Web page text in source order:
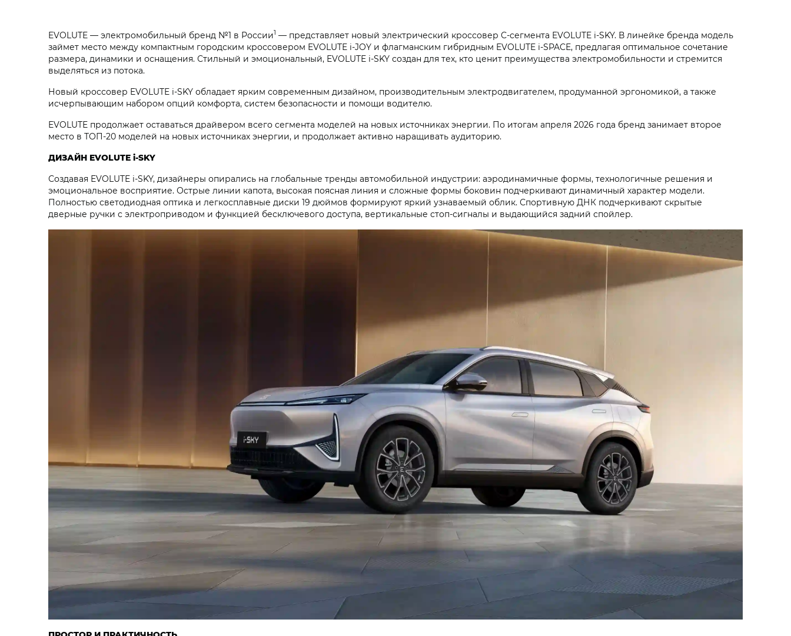
EVOLUTE — электромобильный бренд №1 в России1 — представляет новый электрический кроссовер C-сегмента EVOLUTE i‑SKY. В линейке бренда модель
займет место между компактным городским кроссовером EVOLUTE i‑JOY и флагманским гибридным EVOLUTE i‑SPACE, предлагая оптимальное сочетание
размера, динамики и оснащения. Стильный и эмоциональный, EVOLUTE i‑SKY создан для тех, кто ценит преимущества электромобильности и стремится
выделяться из потока.
Новый кроссовер EVOLUTE i‑SKY обладает ярким современным дизайном, производительным электродвигателем, продуманной эргономикой, а также
исчерпывающим набором опций комфорта, систем безопасности и помощи водителю.
EVOLUTE продолжает оставаться драйвером всего сегмента моделей на новых источниках энергии. По итогам апреля 2026 года бренд занимает второе
место в ТОП-20 моделей на новых источниках энергии, и продолжает активно наращивать аудиторию.
ДИЗАЙН EVOLUTE i‑SKY
Создавая EVOLUTE i‑SKY, дизайнеры опирались на глобальные тренды автомобильной индустрии: аэродинамичные формы, технологичные решения и
эмоциональное восприятие. Острые линии капота, высокая поясная линия и сложные формы боковин подчеркивают динамичный характер модели.
Полностью светодиодная оптика и легкосплавные диски 19 дюймов формируют яркий узнаваемый облик. Спортивную ДНК подчеркивают скрытые
дверные ручки с электроприводом и функцией бесключевого доступа, вертикальные стоп-сигналы и выдающийся задний спойлер.